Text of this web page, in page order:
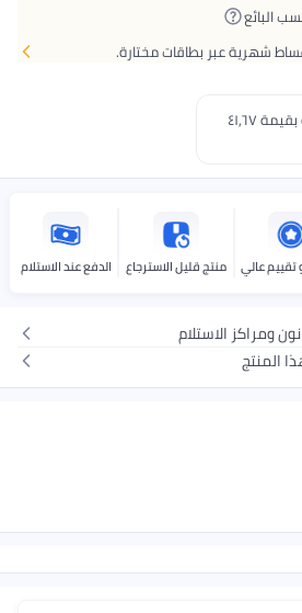
البائع
شهرية عبر بطاقات مختارة.
إدفع 3 اقساط شهرية بقيمة ٤١٫٦٧
تقييم عالي منتج قليل الاسترجاع الدفع عند الاستلام
ومراكز الاستلام
المنتج